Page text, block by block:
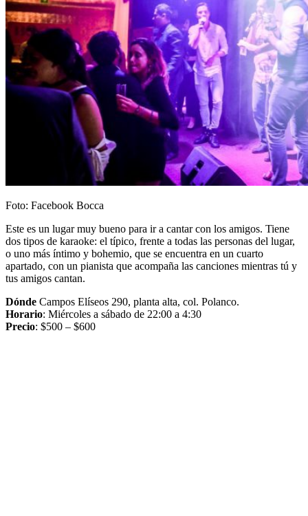
Foto: Facebook Bocca
Este es un lugar muy bueno para ir a cantar con los amigos. Tiene
dos tipos de karaoke: el típico, frente a todas las personas del lugar,
o uno más íntimo y bohemio, que se encuentra en un cuarto
apartado, con un pianista que acompaña las canciones mientras tú y
tus amigos cantan.
Dónde Campos Elíseos 290, planta alta, col. Polanco.
Horario: Miércoles a sábado de 22:00 a 4:30
Precio: $500 – $600